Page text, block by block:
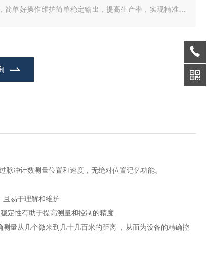
简单好操作维护简单稳定输出，提高生产率，实现精准定
冲计数测量位置和速度，无绝对位置记忆功能。
易于理解和维护.
定性有助于提高测量和控制的精度.
量从几个微米到几十几百米的距离 ，从而为设备的精确控